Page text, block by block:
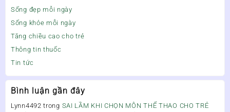
Sống đẹp mỗi ngày
Sống khỏe mỗi ngày
Tăng chiều cao cho trẻ
Thông tin thuốc
Tin tức
Bình luận gần đây
Lynn4492 trong SAI LẦM KHI CHỌN MÔN THỂ THAO CHO TRẺ